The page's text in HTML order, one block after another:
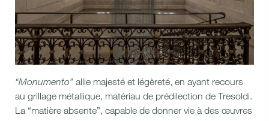
“Monumento” allie majesté et légèreté, en ayant recours
au grillage métallique, matériau de prédilection de Tresoldi.
La “matière absente”, capable de donner vie à des œuvres